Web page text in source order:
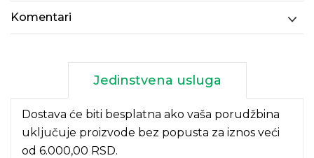
Komentari
Jedinstvena usluga
Dostava će biti besplatna ako vaša porudžbina
uključuje proizvode bez popusta za iznos veći
od 6.000,00 RSD.